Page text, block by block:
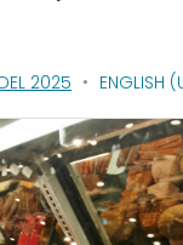
2025 , VISIT LINK
ENGLISH